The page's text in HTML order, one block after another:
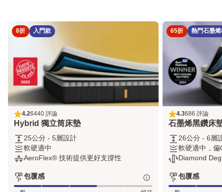
潔 8折 入門款
4.2
out
of
5
stars
評
論
4.26440 評論
Hybrid 獨立筒床墊
25
公
分
5
層
25公分 - 5層設計
軟
硬
中
軟硬適中
AeroFlex®
術
提
AeroFlex® 技術提供更好支撐性
包覆感
包
65折 熱門石墨
4.3
out
of
5
stars
評
論
4.3686 評論
石墨烯黑鑽床
26
公
分
6
層
26公分 - 6層
軟
硬
中，
偏
軟硬適中，偏
Diamond
石
墨
Diamond
包覆感
包